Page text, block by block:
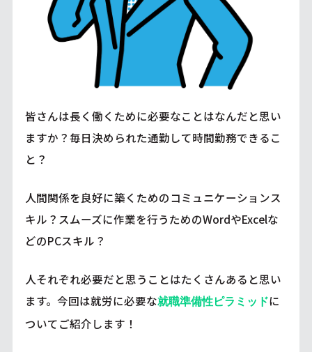
皆さんは長く働くために必要なことはなんだと思い
ますか？毎日決められた通勤して時間勤務できるこ
と？
人間関係を良好に築くためのコミュニケーションス
キル？スムーズに作業を行うためのWordやExcelな
どのPCスキル？
人それぞれ必要だと思うことはたくさんあると思い
ます。今回は就労に必要な就職準備性ピラミッドに
ついてご紹介します！